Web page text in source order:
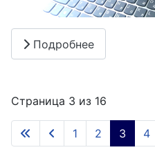
Подробнее
Страница 3 из 16
1 2 3 4